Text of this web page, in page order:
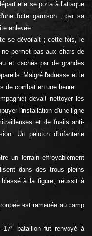
elle se porta à l'attaque
forte garnison ; par sa
enlevée.
se dévoilait ; cette fois, le
permet pas aux chars de
et cachés par de grandes
Malgré l'adresse et le
de combat en une heure.
devait nettoyer les
l'installation d'une ligne
et de fusils anti-
Un peloton d'infanterie
un terrain effroyablement
dans des trous pleins
blessé à la figure, réussit à
est ramenée au camp
17e
bataillon fut renvoyé à